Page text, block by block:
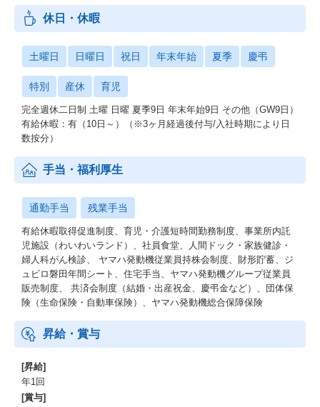
休日・休暇
土曜日 日曜日 祝日 年末年始 夏季 慶弔
特別 産休 育児
完全週休二日制 土曜 日曜 夏季9日 年末年始9日 その他（GW9日）
有給休暇：有（10日～）（※3ヶ月経過後付与/入社時期により日
数按分）
手当・福利厚生
通勤手当 残業手当
有給休暇取得促進制度、育児・介護短時間勤務制度、事業所内託
児施設（わいわいランド）、社員食堂、人間ドック・家族健診・
婦人科がん検診、 ヤマハ発動機従業員持株会制度、財形貯蓄、ジ
ュビロ磐田年間シート、住宅手当、ヤマハ発動機グループ従業員
販売制度、 共済会制度（結婚・出産祝金、慶弔金など）、団体保
険（生命保険・自動車保険）、ヤマハ発動機総合保障保険
昇給・賞与
[昇給]
年1回
[賞与]